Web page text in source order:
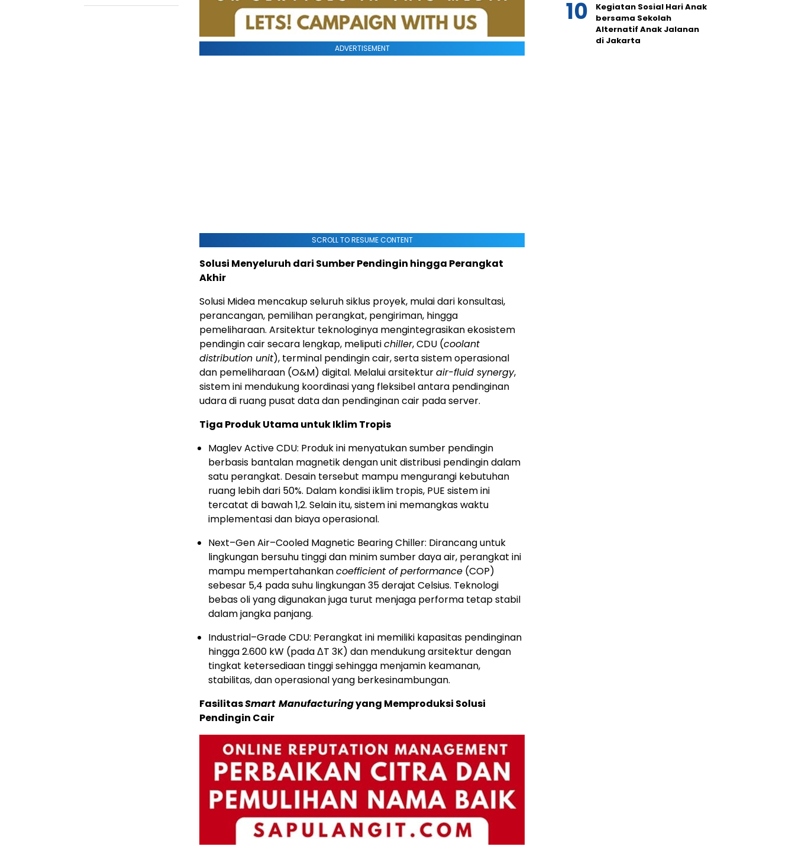
ADVERTISEMENT
SCROLL TO RESUME CONTENT
Solusi Menyeluruh dari Sumber Pendingin hingga Perangkat
Akhir
Solusi Midea mencakup seluruh siklus proyek, mulai dari konsultasi,
perancangan, pemilihan perangkat, pengiriman, hingga
pemeliharaan. Arsitektur teknologinya mengintegrasikan ekosistem
pendingin cair secara lengkap, meliputichiller, CDU (coolant
distribution unit), terminal pendingin cair, serta sistem operasional
dan pemeliharaan (O&M) digital. Melalui arsitekturair-fluid synergy,
sistem ini mendukung koordinasi yang fleksibel antara pendinginan
udara di ruang pusat data dan pendinginan cair pada server.
Tiga Produk Utama untuk Iklim Tropis
Maglev Active CDU: Produk ini menyatukan sumber pendingin
berbasis bantalan magnetik dengan unit distribusi pendingin dalam
satu perangkat. Desain tersebut mampu mengurangi kebutuhan
ruang lebih dari 50%. Dalam kondisi iklim tropis, PUE sistem ini
tercatat di bawah 1,2. Selain itu, sistem ini memangkas waktu
implementasi dan biaya operasional.
Next–Gen Air–Cooled Magnetic Bearing Chiller: Dirancang untuk
lingkungan bersuhu tinggi dan minim sumber daya air, perangkat ini
mampu mempertahankancoefficient of performance (COP)
sebesar 5,4 pada suhu lingkungan 35 derajat Celsius. Teknologi
bebas oli yang digunakan juga turut menjaga performa tetap stabil
dalam jangka panjang.
Industrial–Grade CDU: Perangkat ini memiliki kapasitas pendinginan
hingga 2.600 kW (pada ΔT 3K) dan mendukung arsitektur dengan
tingkat ketersediaan tinggi sehingga menjamin keamanan,
stabilitas, dan operasional yang berkesinambungan.
FasilitasSmart Manufacturingyang Memproduksi Solusi
Pendingin Cair
Kegiatan Sosial Hari Anak
bersama Sekolah
Alternatif Anak Jalanan
di Jakarta